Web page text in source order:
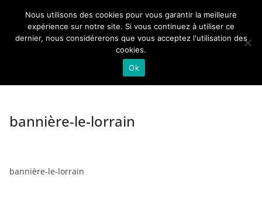
contenu
Actualités de Lorraine pour les Lorrains
bannière-le-lorrain
bannière-le-lorrain
Nous utilisons des cookies pour vous garantir la meilleure
expérience sur notre site. Si vous continuez à utiliser ce
dernier, nous considérerons que vous acceptez l'utilisation des
cookies.
Ok